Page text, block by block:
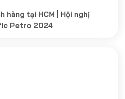
hàng tại HCM | Hội nghị
Petro 2024